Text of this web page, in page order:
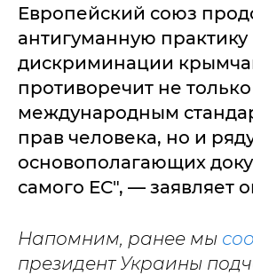
Европейский союз
антигуманную практику
дискриминации
противоречит не
международным
прав человека, но и
основополагающих
самого ЕС", — заявляет
Напомним, ранее мы
президент Украины